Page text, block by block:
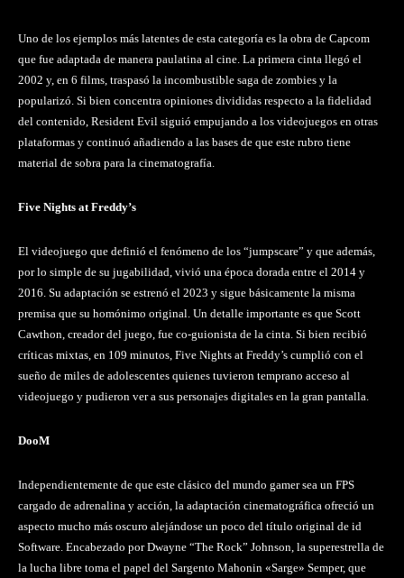
Uno de los ejemplos más latentes de esta categoría es la obra de Capcom
que fue adaptada de manera paulatina al cine. La primera cinta llegó el
2002 y, en 6 films, traspasó la incombustible saga de zombies y la
popularizó. Si bien concentra opiniones divididas respecto a la fidelidad
del contenido, Resident Evil siguió empujando a los videojuegos en otras
plataformas y continuó añadiendo a las bases de que este rubro tiene
material de sobra para la cinematografía.
Five Nights at Freddy’s
El videojuego que definió el fenómeno de los “jumpscare” y que además,
por lo simple de su jugabilidad, vivió una época dorada entre el 2014 y
2016. Su adaptación se estrenó el 2023 y sigue básicamente la misma
premisa que su homónimo original. Un detalle importante es que Scott
Cawthon, creador del juego, fue co-guionista de la cinta. Si bien recibió
críticas mixtas, en 109 minutos, Five Nights at Freddy’s cumplió con el
sueño de miles de adolescentes quienes tuvieron temprano acceso al
videojuego y pudieron ver a sus personajes digitales en la gran pantalla.
DooM
Independientemente de que este clásico del mundo gamer sea un FPS
cargado de adrenalina y acción, la adaptación cinematográfica ofreció un
aspecto mucho más oscuro alejándose un poco del título original de id
Software. Encabezado por Dwayne “The Rock” Johnson, la superestrella de
la lucha libre toma el papel del Sargento Mahonin «Sarge» Semper, que